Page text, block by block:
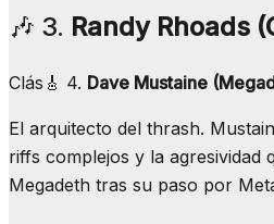
🎶 3. Randy Rhoads
Clás🎸 4. Dave Mustaine
El arquitecto del thrash.
riffs complejos y la agresividad
Megadeth tras su paso por